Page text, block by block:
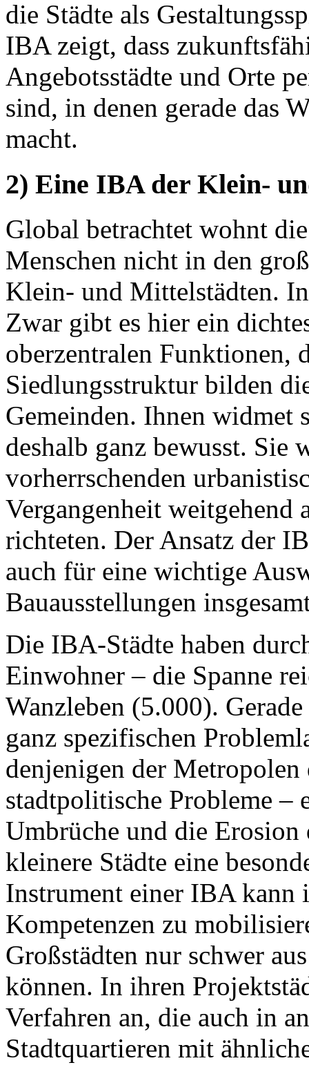
die Städte als
IBA zeigt, dass
Angebotsstädte und Orte
sind, in denen gerade das
macht.
2) Eine IBA der Klein-
Global betrachtet wohnt
Menschen nicht in den
Klein- und Mittelstädten.
Zwar gibt es hier ein
oberzentralen Funktionen,
Siedlungsstruktur bilden
Gemeinden. Ihnen widmet
deshalb ganz bewusst. Sie
vorherrschenden
Vergangenheit
richteten. Der Ansatz der
auch für eine wichtige
Bauausstellungen
Die IBA-Städte haben
Einwohner – die Spanne
Wanzleben (5.000).
ganz spezifischen
denjenigen der
stadtpolitische Probleme –
Umbrüche und die
kleinere Städte eine
Instrument einer IBA kann
Kompetenzen zu
Großstädten nur schwer
können. In ihren
Verfahren an, die auch in
Stadtquartieren mit